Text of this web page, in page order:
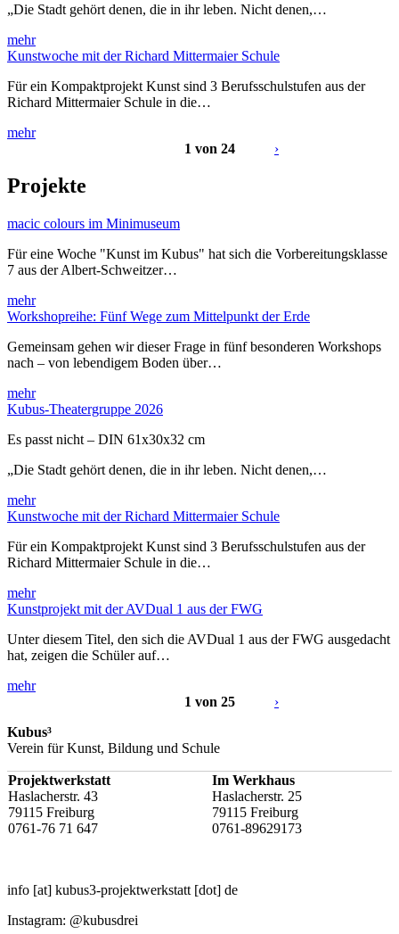
„Die Stadt gehört denen, die in ihr leben. Nicht denen,…
mehr
Kunstwoche mit der Richard Mittermaier Schule
Für ein Kompaktprojekt Kunst sind 3 Berufsschulstufen aus der
Richard Mittermaier Schule in die…
mehr
1 von 24
›
Projekte
macic colours im Minimuseum
Für eine Woche "Kunst im Kubus" hat sich die Vorbereitungsklasse
7 aus der Albert-Schweitzer…
mehr
Workshopreihe: Fünf Wege zum Mittelpunkt der Erde
Gemeinsam gehen wir dieser Frage in fünf besonderen Workshops
nach – von lebendigem Boden über…
mehr
Kubus-Theatergruppe 2026
Es passt nicht – DIN 61x30x32 cm
„Die Stadt gehört denen, die in ihr leben. Nicht denen,…
mehr
Kunstwoche mit der Richard Mittermaier Schule
Für ein Kompaktprojekt Kunst sind 3 Berufsschulstufen aus der
Richard Mittermaier Schule in die…
mehr
Kunstprojekt mit der AVDual 1 aus der FWG
Unter diesem Titel, den sich die AVDual 1 aus der FWG ausgedacht
hat, zeigen die Schüler auf…
mehr
1 von 25
›
Kubus³
Verein für Kunst, Bildung und Schule
Projektwerkstatt
Haslacherstr. 43
79115 Freiburg
0761-76 71 647
Im Werkhaus
Haslacherstr. 25
79115 Freiburg
0761-89629173
info [at] kubus3-projektwerkstatt [dot] de
Instagram: @kubusdrei